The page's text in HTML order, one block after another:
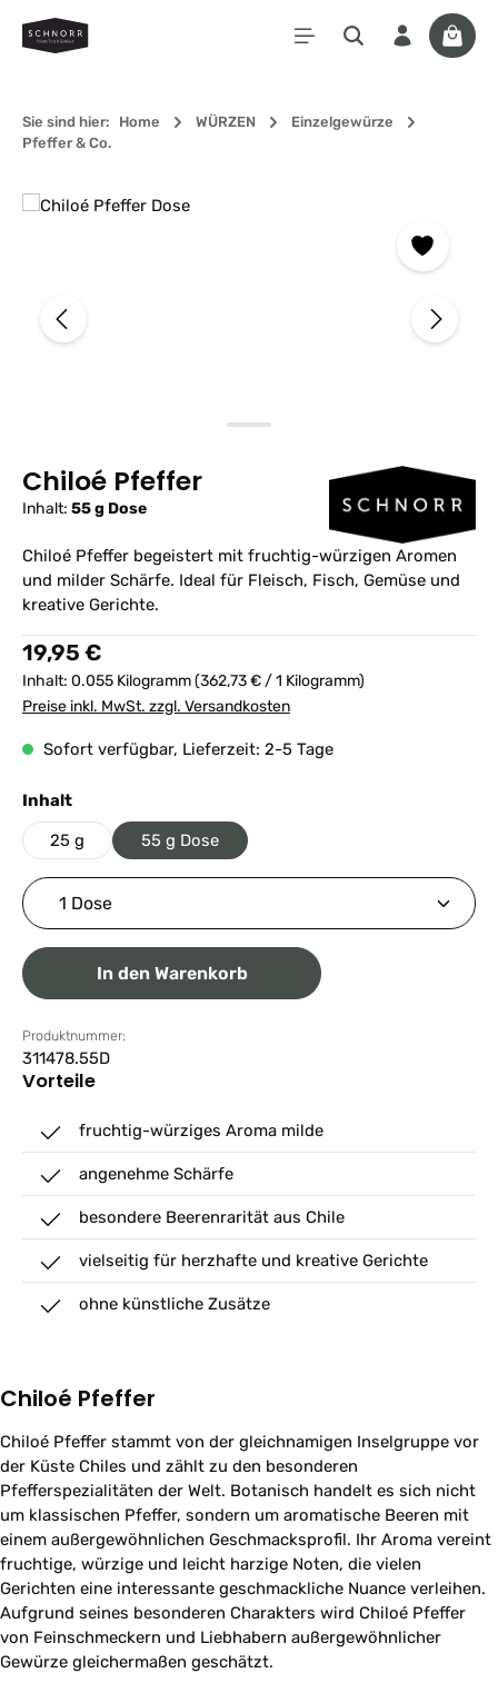
Zum Hauptinhalt springen
Sie sind hier: Home WÜRZEN
Einzelgewürze
Pfeffer & Co.
Bildergalerie überspringen
Chiloé Pfeffer
Inhalt: 55 g Dose
Chiloé Pfeffer begeistert mit fruchtig-würzigen Aromen
und milder Schärfe. Ideal für Fleisch, Fisch, Gemüse und
kreative Gerichte.
Regulärer Preis:
19,95 €
Inhalt: 0.055 Kilogramm(362,73 € / 1 Kilogramm)
Preise inkl. MwSt. zzgl. Versandkosten
Sofort verfügbar, Lieferzeit: 2-5 Tage
Inhaltauswählen
25 g 55 g Dose
Produkt Anzahl: Gib den gewünschten Wert ein
In den Warenkorb
Produktnummer:
311478.55D
Vorteile
fruchtig-würziges Aroma milde
angenehme Schärfe
besondere Beerenrarität aus Chile
vielseitig für herzhafte und kreative Gerichte
ohne künstliche Zusätze
Chiloé Pfeffer
Chiloé Pfeffer stammt von der gleichnamigen Inselgruppe vor
der Küste Chiles und zählt zu den besonderen
Pfefferspezialitäten der Welt. Botanisch handelt es sich nicht
um klassischen Pfeffer, sondern um aromatische Beeren mit
einem außergewöhnlichen Geschmacksprofil. Ihr Aroma vereint
fruchtige, würzige und leicht harzige Noten, die vielen
Gerichten eine interessante geschmackliche Nuance verleihen.
Aufgrund seines besonderen Charakters wird Chiloé Pfeffer
von Feinschmeckern und Liebhabern außergewöhnlicher
Gewürze gleichermaßen geschätzt.